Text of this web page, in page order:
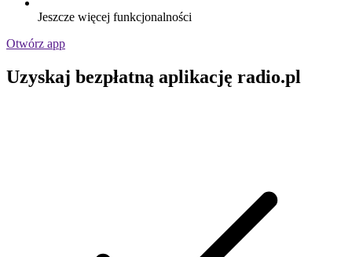
Jeszcze więcej funkcjonalności
Otwórz app
Uzyskaj bezpłatną aplikację radio.pl